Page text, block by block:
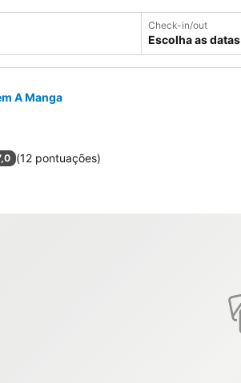
Check-in/out
Escolha as datas
A Manga
(12 pontuações)